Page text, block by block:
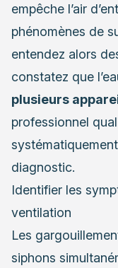
empêche l’air
phénomènes de
entendez alors
constatez que
plusieurs
professionnel
diagnostic.
Identifier les
ventilation
Les
siphons